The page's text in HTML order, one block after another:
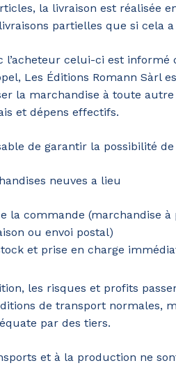
la livraison est réalisée
partielles que si
celui-ci est informé
Les Éditions Romann Sàrl
la marchandise à toute
et dépens effectifs.
de garantir la possibilité
neuves a lieu
commande (marchandise à
ou envoi postal)
et prise en charge
les risques et profits
de transport normales,
par des tiers.
et à la production ne